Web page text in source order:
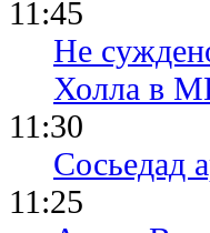
11:45
Не
Холла в
11:30
Сосьедад
11:25